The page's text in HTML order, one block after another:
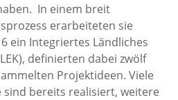
In einem breit
erarbeiteten sie
ein Integriertes Ländliches
definierten dabei zwölf
Projektideen. Viele
bereits realisiert, weitere